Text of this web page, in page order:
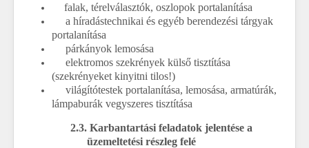
falak, térelválasztók, oszlopok portalanítása
a híradástechnikai és egyéb berendezési tárgyak
portalanítása
párkányok lemosása
elektromos szekrények külső tisztítása
(szekrényeket kinyitni tilos!)
világítótestek portalanítása, lemosása, armatúrák,
lámpaburák vegyszeres tisztítása
2.3. Karbantartási feladatok jelentése a
üzemeltetési részleg felé